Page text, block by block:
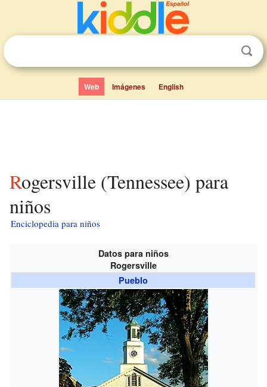
Web Imágenes English
Rogersville (Tennessee) para
niños
Enciclopedia para niños
Datos para niños
Rogersville
Pueblo